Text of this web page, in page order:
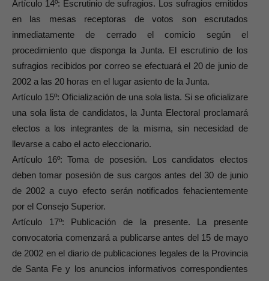
Artículo 14º: Escrutinio de sufragios. Los sufragios emitidos
en las mesas receptoras de votos son escrutados
inmediatamente de cerrado el comicio según el
procedimiento que disponga la Junta. El escrutinio de los
sufragios recibidos por correo se efectuará el 20 de junio de
2002 a las 20 horas en el lugar asiento de la Junta.
Artículo 15º: Oficialización de una sola lista. Si se oficializare
una sola lista de candidatos, la Junta Electoral proclamará
electos a los integrantes de la misma, sin necesidad de
llevarse a cabo el acto eleccionario.
Artículo 16º: Toma de posesión. Los candidatos electos
deben tomar posesión de sus cargos antes del 30 de junio
de 2002 a cuyo efecto serán notificados fehacientemente
por el Consejo Superior.
Artículo 17º: Publicación de la presente. La presente
convocatoria comenzará a publicarse antes del 15 de mayo
de 2002 en el diario de publicaciones legales de la Provincia
de Santa Fe y los anuncios informativos correspondientes